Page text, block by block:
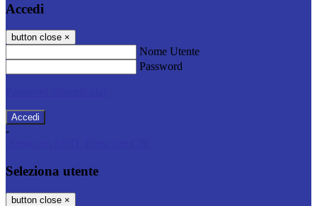
Accedi
button close ×
Nome Utente
Password
-
Seleziona utente
button close ×